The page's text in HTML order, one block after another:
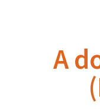
A